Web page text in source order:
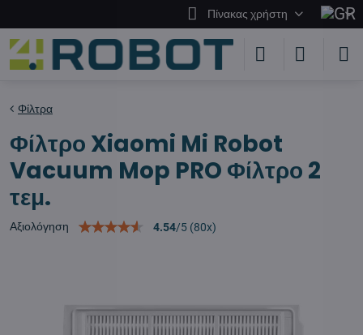
Πίνακας χρήστη
Φίλτρα
Φίλτρο Xiaomi Mi Robot
Vacuum Mop PRO Φίλτρο 2
τεμ.
Αξιολόγηση 4.54/5 (80x)